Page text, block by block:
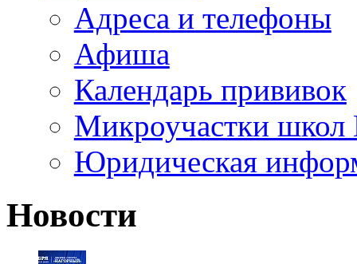
Адреса и телефоны
Афиша
Календарь прививок
Микроучастки школ
Юридическая
Новости